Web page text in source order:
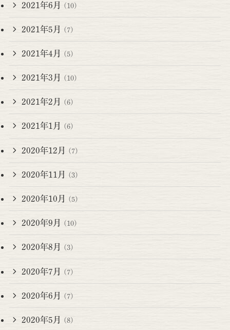
2021年6月 (10)
2021年5月 (7)
2021年4月 (5)
2021年3月 (10)
2021年2月 (6)
2021年1月 (6)
2020年12月 (7)
2020年11月 (3)
2020年10月 (5)
2020年9月 (10)
2020年8月 (3)
2020年7月 (7)
2020年6月 (7)
2020年5月 (8)